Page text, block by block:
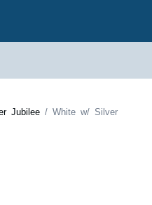
Jubilee / White w/ Silver